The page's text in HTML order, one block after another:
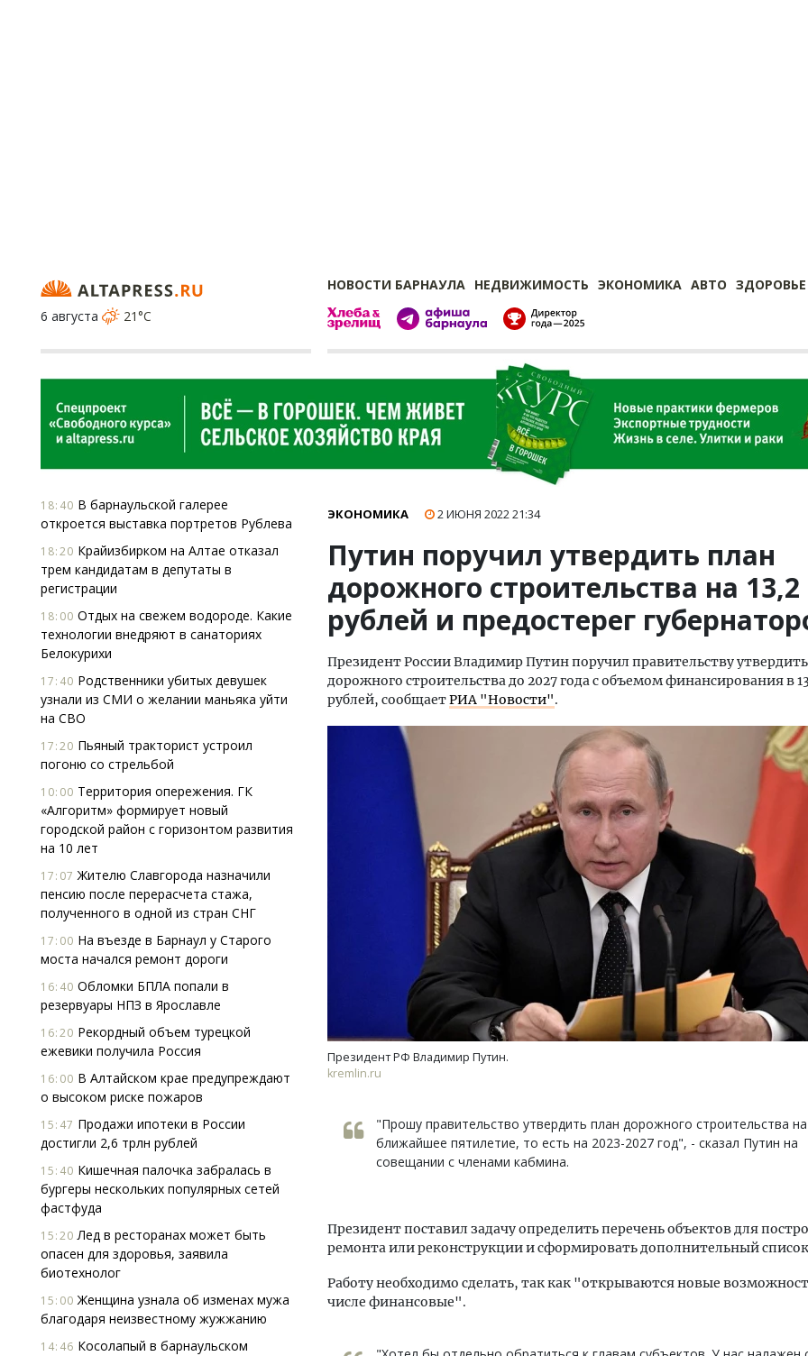
НОВОСТИ БАРНАУЛА НЕДВИЖИМОСТЬ ЭКОНОМИКА АВТО ЗДОРОВЬЕ
6 августа
21°C
18:40 В барнаульской галерее
откроется выставка портретов Рублева
18:20 Крайизбирком на Алтае отказал
трем кандидатам в депутаты в
регистрации
18:00 Отдых на свежем водороде. Какие
технологии внедряют в санаториях
Белокурихи
17:40 Родственники убитых девушек
узнали из СМИ о желании маньяка уйти
на СВО
17:20 Пьяный тракторист устроил
погоню со стрельбой
10:00 Территория опережения. ГК
«Алгоритм» формирует новый
городской район с горизонтом развития
на 10 лет
17:07 Жителю Славгорода назначили
пенсию после перерасчета стажа,
полученного в одной из стран СНГ
17:00 На въезде в Барнаул у Старого
моста начался ремонт дороги
16:40 Обломки БПЛА попали в
резервуары НПЗ в Ярославле
16:20 Рекордный объем турецкой
ежевики получила Россия
16:00 В Алтайском крае предупреждают
о высоком риске пожаров
15:47 Продажи ипотеки в России
достигли 2,6 трлн рублей
15:40 Кишечная палочка забралась в
бургеры нескольких популярных сетей
фастфуда
15:20 Лед в ресторанах может быть
опасен для здоровья, заявила
биотехнолог
15:00 Женщина узнала об изменах мужа
благодаря неизвестному жужжанию
14:46 Косолапый в барнаульском
ЭКОНОМИКА 2 ИЮНЯ 202221:34
Путин поручил утвердить план
дорожного строительства на
рублей и предостерег
Президент России Владимир Путин поручил правительству
дорожного строительства до 2027 года с объемом финансирования в
рублей, сообщаетРИА "Новости".
Президент РФ Владимир Путин.
kremlin.ru
"Прошу правительство утвердить план дорожного строительства на
ближайшее пятилетие, то есть на 2023-2027 год", - сказал Путин на
совещании с членами кабмина.
Президент поставил задачу определить перечень объектов для
ремонта или реконструкции и сформировать дополнительный
Работу необходимо сделать, так как "открываются новые
числе финансовые".
Двухуровневые номера и вид на горы.
Каким будет новый бутик-отель
«Белкур» в Белокурихе
ДОМА И КВАРТИРЫ
Смелость архитектурных
Генеральный директор
ЗИАС — об эстетике
трендах в фасадах и
СТРОИТЕЛЬСТВО